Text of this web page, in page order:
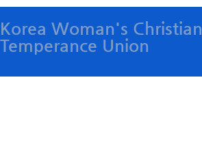
Korea Woman's Christian
Temperance Union